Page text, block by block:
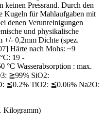
keinen Pressrand. Durch den
Kugeln für Mahlaufgaben mit
denen Verunreinigungen
und physikalische
+/- 0,2mm Dichte (spez.
Härte nach Mohs: ~9
19 -
Wasserabsorption : max.
≧99% SiO2:
≦0.2% TiO2: ≦0.06% Na2O:
Kilogramm)